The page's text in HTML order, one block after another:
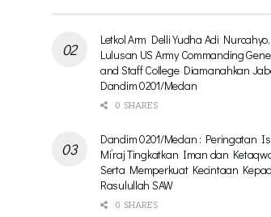
Letkol Arm Delli Yudha Adi Nurcahyo,
Lulusan US Army Commanding
and Staff College Diamanahkan
Dandim 0201/Medan
0 SHARES
Dandim 0201/Medan : Peringatan
Mi’raj Tingkatkan Iman dan
Serta Memperkuat Kecintaan
Rasulullah SAW
0 SHARES